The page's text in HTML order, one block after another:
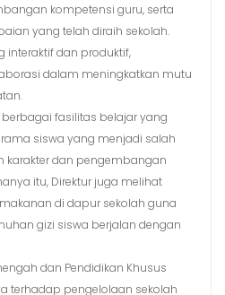
kompetensi guru, serta
yang telah diraih sekolah.
interaktif dan produktif,
dalam meningkatkan mutu
fasilitas belajar yang
siswa yang menjadi salah
dan pengembangan
itu, Direktur juga melihat
di dapur sekolah guna
gizi siswa berjalan dengan
dan Pendidikan Khusus
terhadap pengelolaan sekolah